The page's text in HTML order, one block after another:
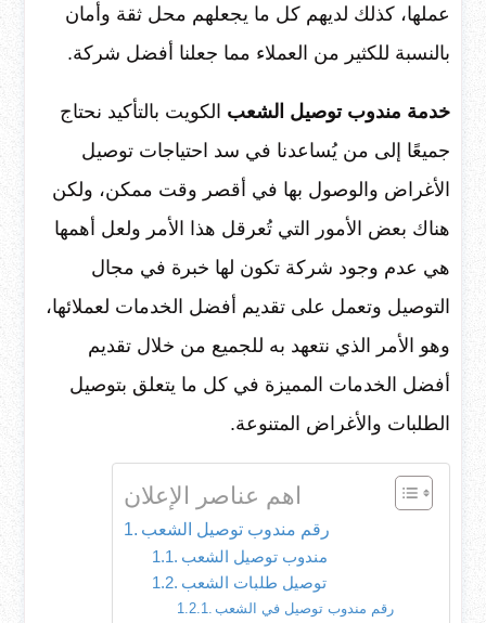
عملها، كذلك لديهم كل ما يجعلهم محل ثقة وأمان
بالنسبة للكثير من العملاء مما جعلنا أفضل شركة.
خدمة مندوب توصيل الشعب الكويت بالتأكيد نحتاج
جميعًا إلى من يُساعدنا في سد احتياجات توصيل
الأغراض والوصول بها في أقصر وقت ممكن، ولكن
هناك بعض الأمور التي تُعرقل هذا الأمر ولعل أهمها
هي عدم وجود شركة تكون لها خبرة في مجال
التوصيل وتعمل على تقديم أفضل الخدمات لعملائها،
وهو الأمر الذي نتعهد به للجميع من خلال تقديم
أفضل الخدمات المميزة في كل ما يتعلق بتوصيل
الطلبات والأغراض المتنوعة.
اهم عناصر الإعلان
رقم مندوب توصيل الشعب
مندوب توصيل الشعب
توصيل طلبات الشعب
رقم مندوب توصيل في الشعب